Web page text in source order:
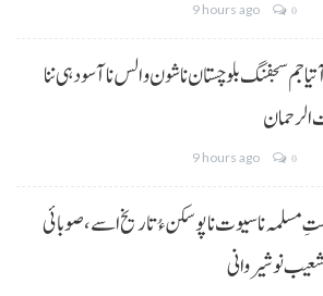
9 hours ago 0
جم سجفنگ بلوچستان نا شون و الس نا آسودہی ننا
الرحمان
9 hours ago 0
مسلمہ نا سیوت نا پوسکن ءُ تاریخ اسے، صوبائی
نوشیروانی